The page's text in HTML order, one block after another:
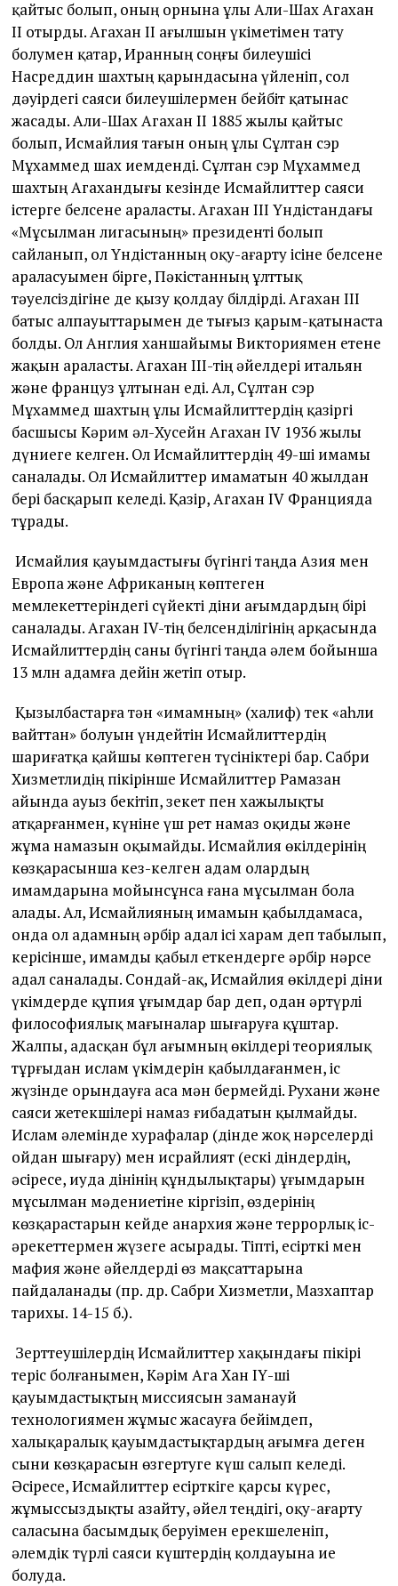
қайтыс болып, оның орнына ұлы Али-Шах Агахан
ІІ отырды. Агахан ІІ ағылшын үкіметімен тату
болумен қатар, Иранның соңғы билеушісі
Насреддин шахтың қарындасына үйленіп, сол
дәуірдегі саяси билеушілермен бейбіт қатынас
жасады. Али-Шах Агахан ІІ 1885 жылы қайтыс
болып, Исмайлия тағын оның ұлы Сұлтан сэр
Мұхаммед шах иемденді. Сұлтан сэр Мұхаммед
шахтың Агахандығы кезінде Исмайлиттер саяси
істерге белсене араласты. Агахан ІІІ Үндістандағы
«Мұсылман лигасының» президенті болып
сайланып, ол Үндістанның оқу-ағарту ісіне белсене
араласуымен бірге, Пәкістанның ұлттық
тәуелсіздігіне де қызу қолдау білдірді. Агахан ІІІ
батыс алпауыттарымен де тығыз қарым-қатынаста
болды. Ол Англия ханшайымы Викториямен етене
жақын араласты. Агахан ІІІ-тің әйелдері итальян
және француз ұлтынан еді. Ал, Сұлтан сэр
Мұхаммед шахтың ұлы Исмайлиттердің қазіргі
басшысы Кәрим әл-Хусейн Агахан IV 1936 жылы
дүниеге келген. Ол Исмайлиттердің 49-ші имамы
саналады. Ол Исмайлиттер имаматын 40 жылдан
бері басқарып келеді. Қазір, Агахан IV Францияда
тұрады.
Исмайлия қауымдастығы бүгінгі таңда Азия мен
Европа және Африканың көптеген
мемлекеттеріндегі сүйекті діни ағымдардың бірі
саналады. Агахан IV-тің белсенділігінің арқасында
Исмайлиттердің саны бүгінгі таңда әлем бойынша
13 млн адамға дейін жетіп отыр.
Қызылбастарға тән «имамның» (халиф) тек «аһли
вайттан» болуын үндейтін Исмайлиттердің
шариғатқа қайшы көптеген түсініктері бар. Сабри
Хизметлидің пікірінше Исмайлиттер Рамазан
айында ауыз бекітіп, зекет пен хажылықты
атқарғанмен, күніне үш рет намаз оқиды және
жұма намазын оқымайды. Исмайлия өкілдерінің
көзқарасынша кез-келген адам олардың
имамдарына мойынсұнса ғана мұсылман бола
алады. Ал, Исмайлияның имамын қабылдамаса,
онда ол адамның әрбір адал ісі харам деп табылып,
керісінше, имамды қабыл еткендерге әрбір нәрсе
адал саналады. Сондай-ақ, Исмайлия өкілдері діни
үкімдерде құпия ұғымдар бар деп, одан әртүрлі
философиялық мағыналар шығаруға құштар.
Жалпы, адасқан бұл ағымның өкілдері теориялық
тұрғыдан ислам үкімдерін қабылдағанмен, іс
жүзінде орындауға аса мән бермейді. Рухани және
саяси жетекшілері намаз ғибадатын қылмайды.
Ислам әлемінде хурафалар (дінде жоқ нәрселерді
ойдан шығару) мен исрайлият (ескі діндердің,
әсіресе, иуда дінінің құндылықтары) ұғымдарын
мұсылман мәдениетіне кіргізіп, өздерінің
көзқарастарын кейде анархия және террорлық іс-
әрекеттермен жүзеге асырады. Тіпті, есірткі мен
мафия және әйелдерді өз мақсаттарына
пайдаланады (пр. др. Сабри Хизметли, Мазхаптар
тарихы. 14-15 б.).
Зерттеушілердің Исмайлиттер хақындағы пікірі
теріс болғанымен, Кәрім Ага Хан ІҮ-ші
қауымдастықтың миссиясын заманауй
технологиямен жұмыс жасауға бейімдеп,
халықаралық қауымдастықтардың ағымға деген
сыни көзқарасын өзгертуге күш салып келеді.
Әсіресе, Исмайлиттер есірткіге қарсы күрес,
жұмыссыздықты азайту, әйел теңдігі, оқу-ағарту
саласына басымдық беруімен ерекшеленіп,
әлемдік түрлі саяси күштердің қолдауына ие
болуда.